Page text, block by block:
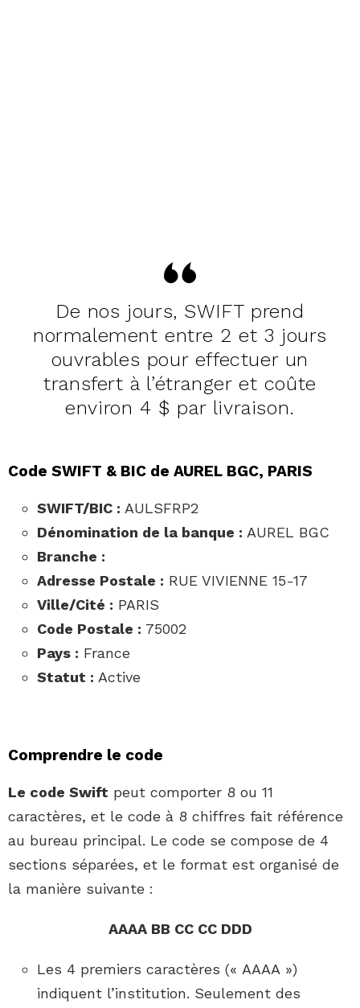
De nos jours, SWIFT prend
normalement entre 2 et 3 jours
ouvrables pour effectuer un
transfert à l’étranger et coûte
environ 4 $ par livraison.
Code SWIFT & BIC de AUREL BGC, PARIS
SWIFT/BIC : AULSFRP2
Dénomination de la banque : AUREL BGC
Branche :
Adresse Postale : RUE VIVIENNE 15-17
Ville/Cité : PARIS
Code Postale : 75002
Pays : France
Statut : Active
Comprendre le code
Le code Swift peut comporter 8 ou 11
caractères, et le code à 8 chiffres fait référence
au bureau principal. Le code se compose de 4
sections séparées, et le format est organisé de
la manière suivante :
AAAA BB CC CC DDD
Les 4 premiers caractères (« AAAA »)
indiquent l’institution. Seulement des